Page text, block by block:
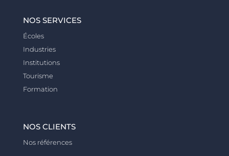
NOS SERVICES
Écoles
Industries
Institutions
Tourisme
Formation
NOS CLIENTS
Nos références